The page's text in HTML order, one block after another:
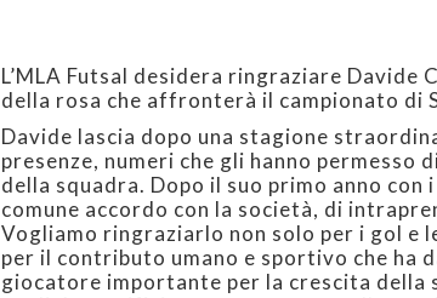
L’MLA Futsal desidera ringraziare Davide
della rosa che affronterà il campionato di
Davide lascia dopo una stagione
presenze, numeri che gli hanno permesso
della squadra. Dopo il suo primo anno
comune accordo con la società, di
Vogliamo ringraziarlo non solo per i gol e
per il contributo umano e sportivo che ha
giocatore importante per la crescita della